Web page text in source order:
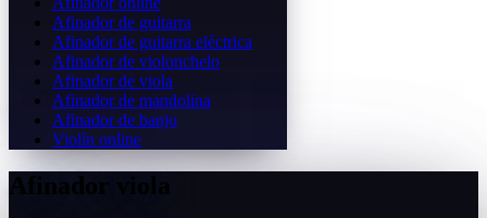
Afinador de guitarra
Afinador de guitarra eléctrica
Afinador de violonchelo
Afinador de viola
Afinador de mandolina
Afinador de banjo
Violín online
Afinador viola